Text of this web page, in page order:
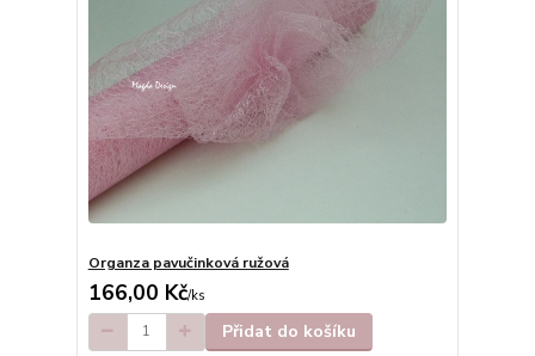
Organza pavučinková ružová
166,00 Kč/ks
Přidat do košíku